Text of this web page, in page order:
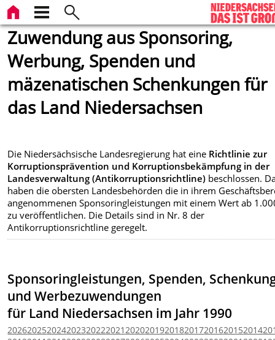
Zuwendung aus Sponsoring,
Werbung, Spenden und
mäzenatischen Schenkungen für
das Land Niedersachsen
Die Niedersächsische Landesregierung hat eine Richtlinie zur
Korruptionsprävention und Korruptionsbekämpfung in der
Landesverwaltung (Antikorruptionsrichtline) beschlossen.
haben die obersten Landesbehörden die in ihrem
angenommenen Sponsoringleistungen mit einem Wert ab
zu veröffentlichen. Die Details sind in Nr. 8 der
Antikorruptionsrichtline geregelt.
Sponsoringleistungen, Spenden,
und Werbezuwendungen
für Land Niedersachsen im Jahr 1990
2026202520242023202220212020201920182017201620152014